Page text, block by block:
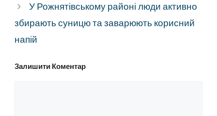
У Рожнятівському районі люди активно
збирають суницю та заварюють корисний
напій
Залишити Коментар